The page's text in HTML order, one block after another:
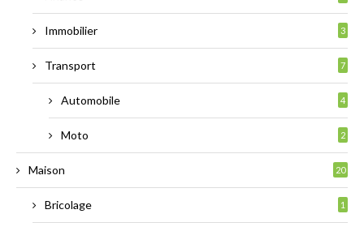
Immobilier 3
Transport 7
Automobile 4
Moto 2
Maison 20
Bricolage 1